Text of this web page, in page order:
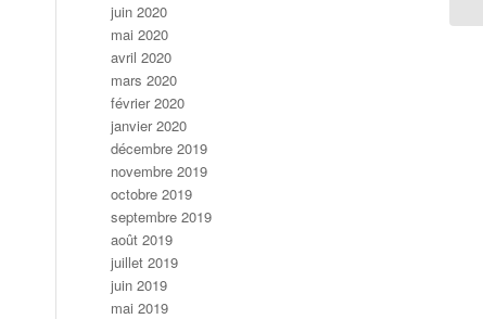
juin 2020
mai 2020
avril 2020
mars 2020
février 2020
janvier 2020
décembre 2019
novembre 2019
octobre 2019
septembre 2019
août 2019
juillet 2019
juin 2019
mai 2019